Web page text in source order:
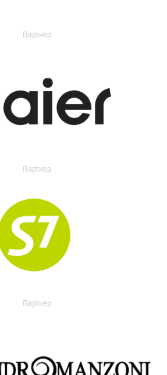
Партнер
Партнер
Партнер